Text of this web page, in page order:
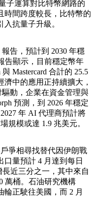
子運算對比特幣網路的
時間跨度較長，比特幣的
抗量子升級。
報告，預計到 2030 年穩
告顯示，目前穩定幣年
Mastercard 合計的 25.5
中的應用正持續擴大，
動，企業在資金管理與
預測，到 2026 年穩定
年 AI 代理商預計將
規模或達 1.9 兆美元。
爭相尋找替代因伊朗戰
量預計 4 月達到每日
長近三分之一，其中來自
萬桶。石油研究機構
輪正駛往美國，而 2 月